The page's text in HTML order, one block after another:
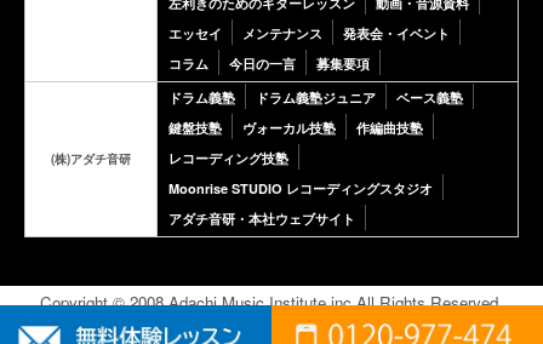
エッセイ
メンテナンス
発表会・イベント
コラム
今日の一言 募集要項
(株)アダチ音研
ドラム義塾 ドラム義塾ジュニア
ベース義塾
鍵盤技塾
ヴォーカル技塾
作編曲技塾
レコーディング技塾
Moonrise STUDIO レコーディングスタジオ
アダチ音研・本社ウェブサイト
Copyright © 2008 Adachi Music Institute inc.All Rights Reserved.